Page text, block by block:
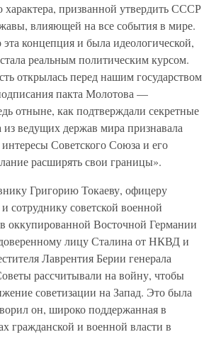
характера, призванной утвердить СССР
влияющей на все события в мире.
эта концепция и была идеологической,
реальным политическим курсом.
открылась перед нашим государством
пакта Молотова —
отныне, как подтверждали секретные
ведущих держав мира признавала
Советского Союза и его
расширять свои границы».
Григорию Токаеву, офицеру
сотруднику советской военной
оккупированной Восточной Германии
лицу Сталина от НКВД и
Лаврентия Берии генерала
рассчитывали на войну, чтобы
советизации на Запад. Это была
он, широко поддержанная в
гражданской и военной власти в